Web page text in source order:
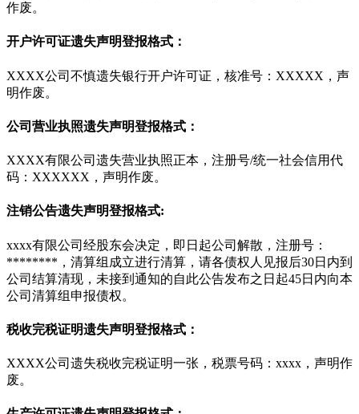
作废。
开户许可证遗失声明登报格式：
XXXX公司不慎遗失银行开户许可证，核准号：XXXXX，声
明作废。
公司营业执照遗失声明登报格式：
XXXX有限公司遗失营业执照正本，注册号/统一社会信用代
码：XXXXXX，声明作废。
注销公告遗失声明登报格式:
xxxx有限公司经股东会决定，即日起公司解散，注册号：
********，清算组成立进行清算，请各债权人见报后30日内到
公司结算清现，未接到通知的自此公告发布之日起45日内向本
公司清算组申报债权。
税收完税证明遗失声明登报格式：
XXXX公司遗失税收完税证明一张，税票号码：xxxx，声明作
废。